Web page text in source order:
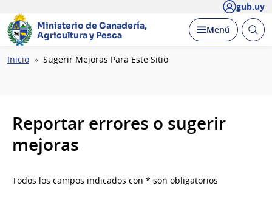
gub.uy
Ministerio de Ganadería,
Agricultura y Pesca
Desplegar
Menú Abrir
Ruta
Inicio Sugerir Mejoras Para Este Sitio
Reportar errores o sugerir
mejoras
Todos los campos indicados con * son obligatorios